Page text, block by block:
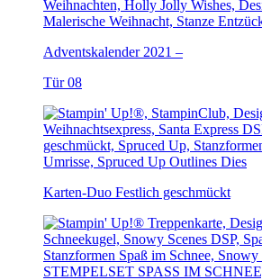
Adventskalender 2021 –
Tür 08
Karten-Duo Festlich geschmückt